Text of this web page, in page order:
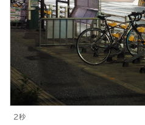
2秒